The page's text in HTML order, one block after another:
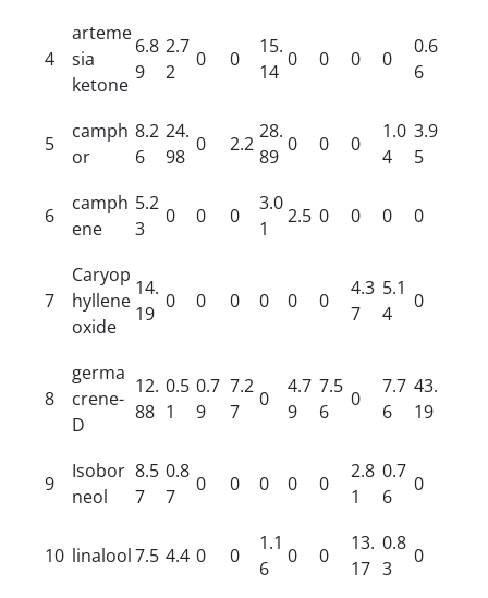
4
arteme
sia
ketone
6.8
9
2.7
2
0 0
15.
14
0 0 0 0
0.6
6
5
camph
or
8.2
6
24.
98
0 2.2
28.
89
0 0 0
1.0
4
3.9
5
6
camph
ene
5.2
3
0 0 0
3.0
1
2.5 0 0 0 0
7
Caryop
hyllene
oxide
14.
19
0 0 0 0 0 0
4.3
7
5.1
4
0
8
germa
crene-
D
12.
88
0.5
1
0.7
9
7.2
7
0
4.7
9
7.5
6
0
7.7
6
43.
19
9
Isobor
neol
8.5
7
0.8
7
0 0 0 0 0
2.8
1
0.7
6
0
10 linalool7.5 4.4 0 0
1.1
6
0 0
13.
17
0.8
3
0